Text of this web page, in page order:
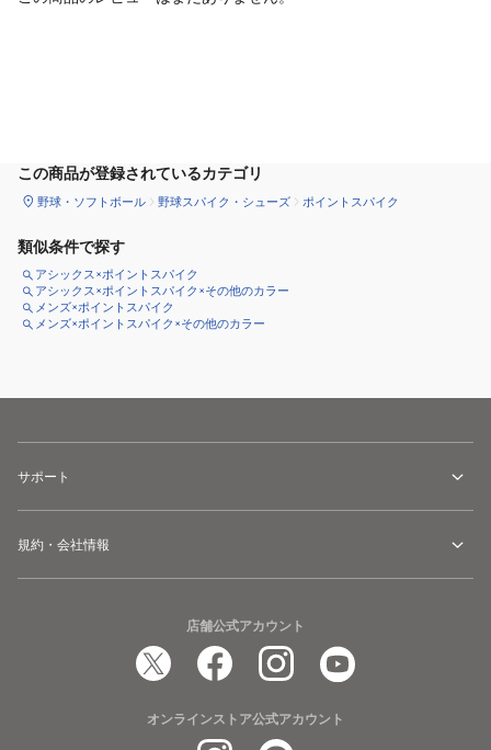
この商品が登録されているカテゴリ
野球・ソフトボール 野球スパイク・シューズ ポイントスパイク
類似条件で探す
アシックス×ポイントスパイク
アシックス×ポイントスパイク×その他のカラー
メンズ×ポイントスパイク
メンズ×ポイントスパイク×その他のカラー
サポート
規約・会社情報
店舗公式アカウント
オンラインストア公式アカウント